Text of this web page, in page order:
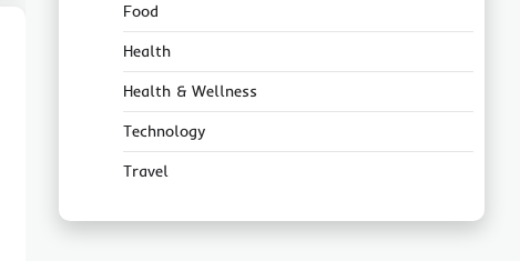
Food
Health
Health & Wellness
Technology
Travel